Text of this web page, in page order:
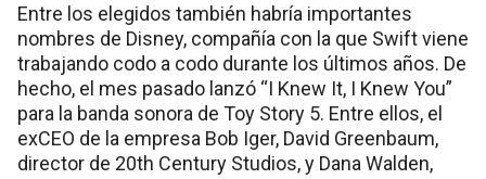
Entre los elegidos también habría importantes
nombres de Disney, compañía con la que Swift viene
trabajando codo a codo durante los últimos años. De
hecho, el mes pasado lanzó “I Knew It, I Knew You”
para la banda sonora de Toy Story 5. Entre ellos, el
exCEO de la empresa Bob Iger, David Greenbaum,
director de 20th Century Studios, y Dana Walden,